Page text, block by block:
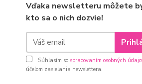
Vďaka newsletteru môžete
kto sa o nich dozvie!
Súhlasím so spracovaním osobných
účelom zasielania newslettera.